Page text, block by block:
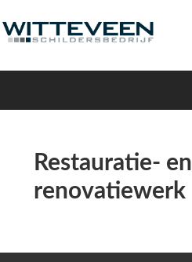
Restauratie- en
renovatiewerk